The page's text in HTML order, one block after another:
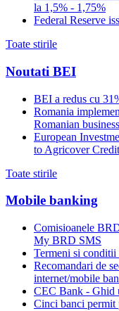
la 1,5% - 1,75%
Federal Reserve
Toate stirile
Noutati BEI
BEI a redus cu
Romania
Romanian
European
to Agricover
Toate stirile
Mobile banking
Comisioanele
My BRD SMS
Termeni si
Recomandari de
internet/mobile
CEC Bank - Ghid
Cinci banci